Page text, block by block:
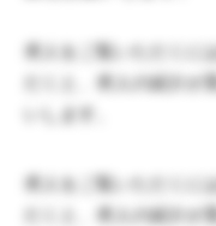
求人をご覧いただくに
だくと、求人の紹介
いします。
求人をご覧いただくに
だくと、求人の紹介